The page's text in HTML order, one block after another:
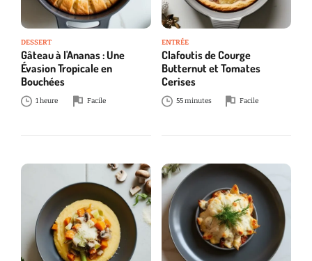
DESSERT
Gâteau à l'Ananas : Une
Évasion Tropicale en
Bouchées
1 heure Facile
ENTRÉE
Clafoutis de Courge
Butternut et Tomates
Cerises
55 minutes Facile